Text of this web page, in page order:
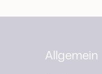
Allgemein